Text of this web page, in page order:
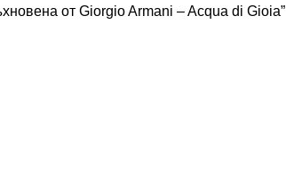
от Giorgio Armani – Acqua di Gioia”